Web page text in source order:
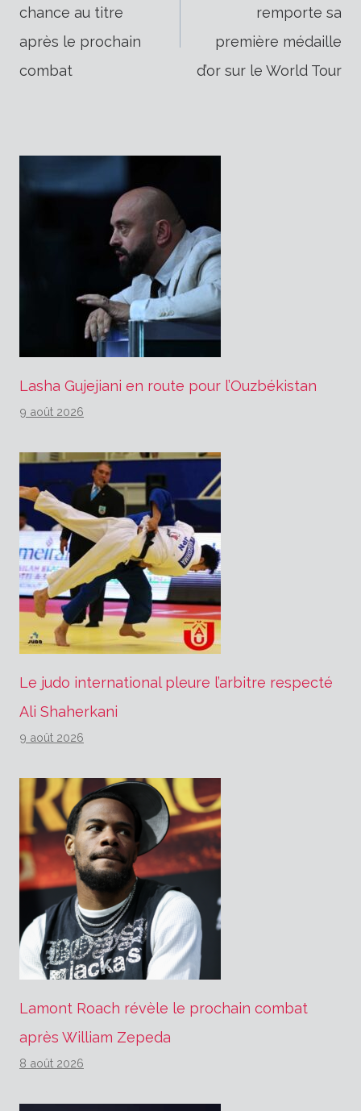
de
chance au titre
après le prochain
combat
remporte sa
première médaille
d’or sur le World Tour
Lasha Gujejiani en route pour l’Ouzbékistan
9 août 2026
Le judo international pleure l’arbitre respecté
Ali Shaherkani
9 août 2026
Lamont Roach révèle le prochain combat
après William Zepeda
8 août 2026